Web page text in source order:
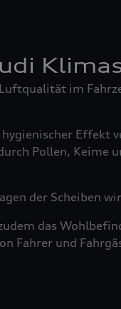
im
Effekt
Pollen, Keime
der Scheiben
das
Fahrer und